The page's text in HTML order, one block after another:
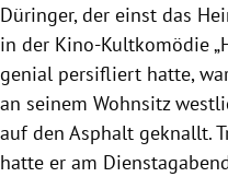
Düringer, der einst das
in der Kino-Kultkomödie
genial persifliert hatte,
an seinem Wohnsitz
auf den Asphalt geknallt.
hatte er am